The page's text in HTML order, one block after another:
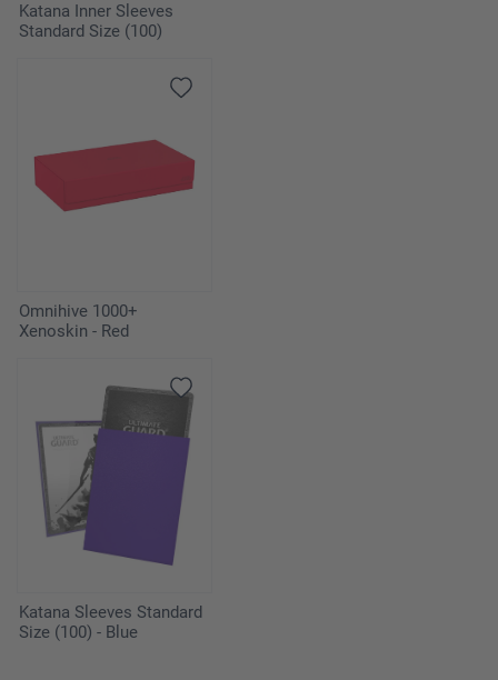
Katana Inner Sleeves
Standard Size (100)
Omnihive 1000+
Xenoskin - Red
Katana Sleeves Standard
Size (100) - Blue